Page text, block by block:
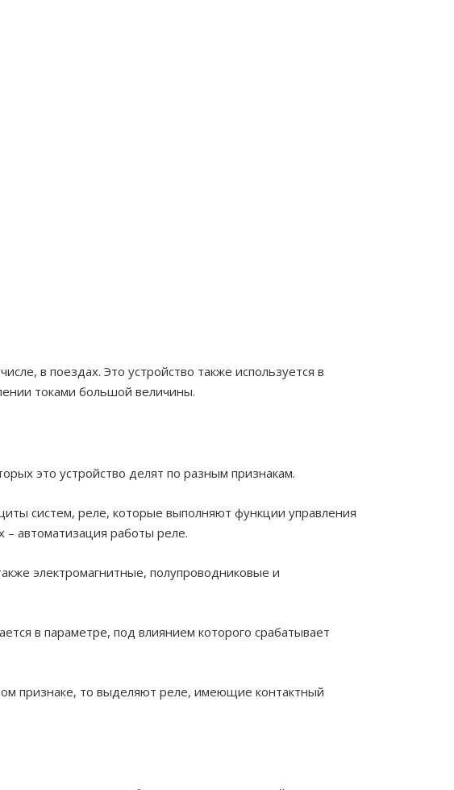
в поездах. Это устройство также используется в
токами большой величины.
это устройство делят по разным признакам.
систем, реле, которые выполняют функции управления
автоматизация работы реле.
электромагнитные, полупроводниковые и
в параметре, под влиянием которого срабатывает
признаке, то выделяют реле, имеющие контактный